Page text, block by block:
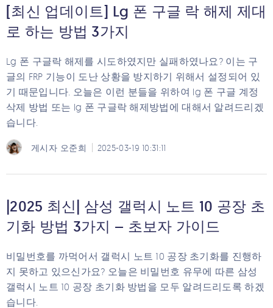
[최신 업데이트] Lg 폰 구글 락 해제 제대
로 하는 방법 3가지
Lg 폰 구글락 해제를 시도하였지만 실패하였나요? 이는 구
글의 FRP 기능이 도난 상황을 방지하기 위해서 설정되어 있
기 때문입니다. 오늘은 이런 분들을 위하여 lg 폰 구글 계정
삭제 방법 또는 lg 폰 구글락 해제방법에 대해서 알려드리겠
습니다.
게시자 오준희 2025-03-19 10:31:11
|2025 최신| 삼성 갤럭시 노트 10 공장 초
기화 방법 3가지 – 초보자 가이드
비밀번호를 까먹어서 갤럭시 노트 10 공장 초기화를 진행하
지 못하고 있으신가요? 오늘은 비밀번호 유무에 따른 삼성
갤럭시 노트 10 공장 초기화 방법을 모두 알려드리도록 하겠
습니다.